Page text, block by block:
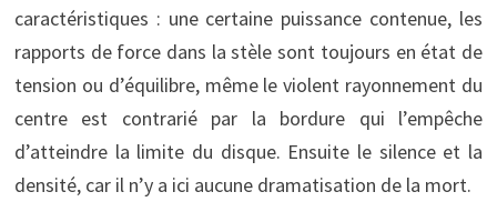
caractéristiques : une certaine puissance contenue, les
rapports de force dans la stèle sont toujours en état de
tension ou d’équilibre, même le violent rayonnement du
centre est contrarié par la bordure qui l’empêche
d’atteindre la limite du disque. Ensuite le silence et la
densité, car il n’y a ici aucune dramatisation de la mort.